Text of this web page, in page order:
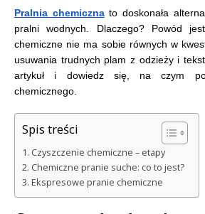
Pralnia chemicznato doskonała
pralni wodnych. Dlaczego? Powód
chemiczne nie ma sobie równych w
usuwania trudnych plam z odzieży i
artykuł i dowiedz się, na czym
chemicznego.
Spis treści
Czyszczenie chemiczne – etapy
Chemiczne pranie suche: co to jest?
Ekspresowe pranie chemiczne